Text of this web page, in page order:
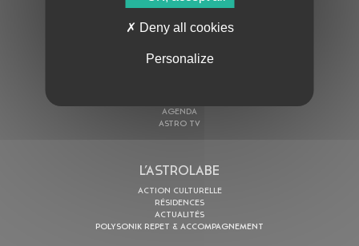
En cochant cette case, j’accepte la Politique de confidentialité
AGENDA
ASTRO TV
L’ASTROLABE
ACTION CULTURELLE
RÉSIDENCES
ACTUALITÉS
POLYSONIK REPET & ACCOMPAGNEMENT
Deny all cookies
Personalize